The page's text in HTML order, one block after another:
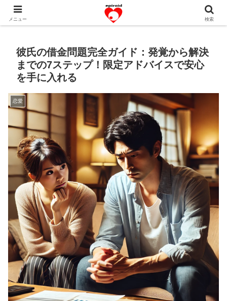
恋愛共感エピソード。あなたのストーリーを変えていく！。
彼氏の借金問題完全ガイド：発覚から解決
までの7ステップ！限定アドバイスで安心
を手に入れる
恋愛
メニュー 検索